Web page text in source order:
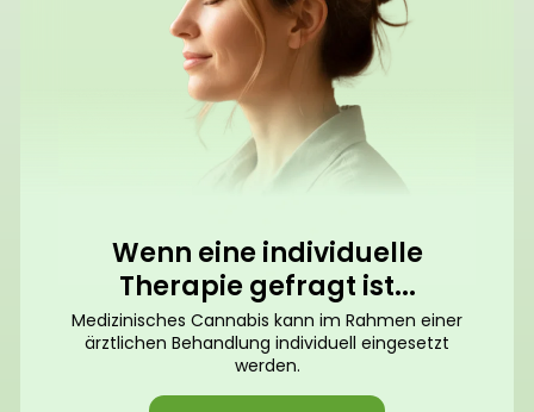
Wenn eine individuelle
Therapie gefragt ist...
Medizinisches Cannabis kann im Rahmen einer
ärztlichen Behandlung individuell eingesetzt
werden.